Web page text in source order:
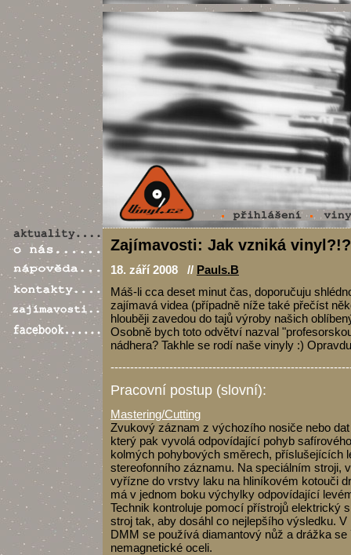
Zajímavosti: Jak vzniká
18. září 2008 // Pauls.B
Máš-li cca deset minut čas, doporučuju
zajímavá videa (případně níže také přečíst
hlouběji zavedou do tajů výroby našich
Osobně bych toto odvětví nazval
nádhera? Takhle se rodí naše vinyly :)
Pracovní postup (slovní):
Mastering/Cutting
Zvukový záznam z výchozího nosiče nebo
který pak vyvolá odpovídající pohyb
kolmých pohybových směrech, příslušejících
stereofonního záznamu. Na speciálním stroji,
vyřízne do vrstvy laku na hliníkovém kotouči
má v jednom boku výchylky odpovídající
Technik kontroluje pomocí přístrojů elektrický
stroj tak, aby dosáhl co nejlepšího výsledku.
DMM se používá diamantový nůž a drážka
nemagnetické oceli.